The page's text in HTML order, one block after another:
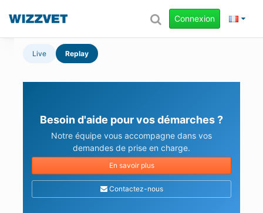
Connexion
Live Replay
Besoin d'aide pour vos démarches ?
Notre équipe vous accompagne dans vos
demandes de prise en charge.
En savoir plus
Contactez-nous